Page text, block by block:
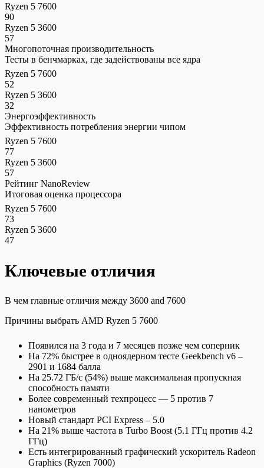
Ryzen 5 7600
90
Ryzen 5 3600
57
Многопоточная производительность
Тесты в бенчмарках, где задействованы все ядра
Ryzen 5 7600
52
Ryzen 5 3600
32
Энергоэффективность
Эффективность потребления энергии чипом
Ryzen 5 7600
77
Ryzen 5 3600
57
Рейтинг NanoReview
Итоговая оценка процессора
Ryzen 5 7600
73
Ryzen 5 3600
47
Ключевые отличия
В чем главные отличия между 3600 and 7600
Причины выбрать AMD Ryzen 5 7600
Появился на 3 года и 7 месяцев позже чем соперник
На 72% быстрее в одноядерном тесте Geekbench v6 –
2901 и 1684 балла
На 25.72 ГБ/c (54%) выше максимальная пропускная
способность памяти
Более современный техпроцесс — 5 против 7
нанометров
Новый стандарт PCI Express – 5.0
На 21% выше частота в Turbo Boost (5.1 ГГц против 4.2
ГГц)
Есть интегрированный графический ускоритель Radeon
Graphics (Ryzen 7000)